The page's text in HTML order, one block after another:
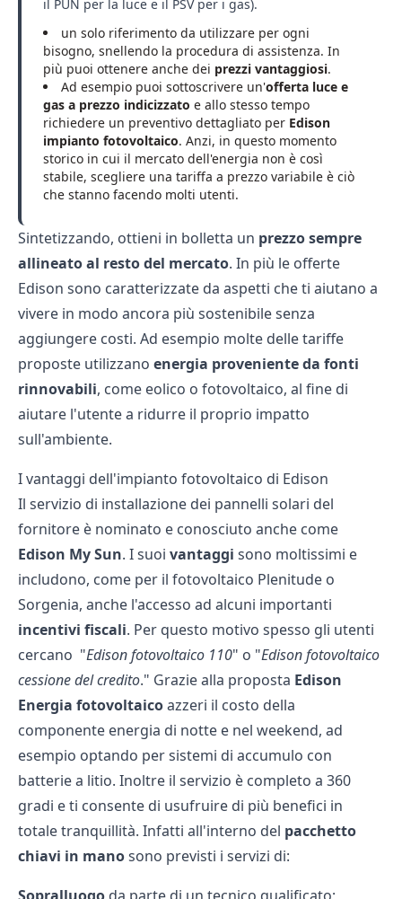
il PUN per la luce e il PSV per i gas).
un solo riferimento da utilizzare per ogni
bisogno, snellendo la procedura di assistenza. In
più puoi ottenere anche dei prezzi vantaggiosi.
Ad esempio puoi sottoscrivere un'offerta luce e
gas a prezzo indicizzato e allo stesso tempo
richiedere un preventivo dettagliato per Edison
impianto fotovoltaico. Anzi, in questo momento
storico in cui il mercato dell'energia non è così
stabile, scegliere una tariffa a prezzo variabile è ciò
che stanno facendo molti utenti.
Sintetizzando, ottieni in bolletta un prezzo sempre
allineato al resto del mercato. In più le offerte
Edison sono caratterizzate da aspetti che ti aiutano a
vivere in modo ancora più sostenibile senza
aggiungere costi. Ad esempio molte delle tariffe
proposte utilizzano energia proveniente da fonti
rinnovabili, come eolico o fotovoltaico, al fine di
aiutare l'utente a ridurre il proprio impatto
sull'ambiente.
I vantaggi dell'impianto fotovoltaico di Edison
Il servizio di installazione dei pannelli solari del
fornitore è nominato e conosciuto anche come
Edison My Sun. I suoi vantaggi sono moltissimi e
includono, come per il fotovoltaico Plenitude o
Sorgenia, anche l'accesso ad alcuni importanti
incentivi fiscali. Per questo motivo spesso gli utenti
cercano "Edison fotovoltaico 110" o "Edison fotovoltaico
cessione del credito." Grazie alla proposta Edison
Energia fotovoltaicoazzeri il costo della
componente energia di notte e nel weekend, ad
esempio optando per sistemi di accumulo con
batterie a litio. Inoltre il servizio è completo a 360
gradi e ti consente di usufruire di più benefici in
totale tranquillità. Infatti all'interno del pacchetto
chiavi in manosono previsti i servizi di: